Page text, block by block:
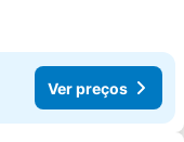
Ver preços